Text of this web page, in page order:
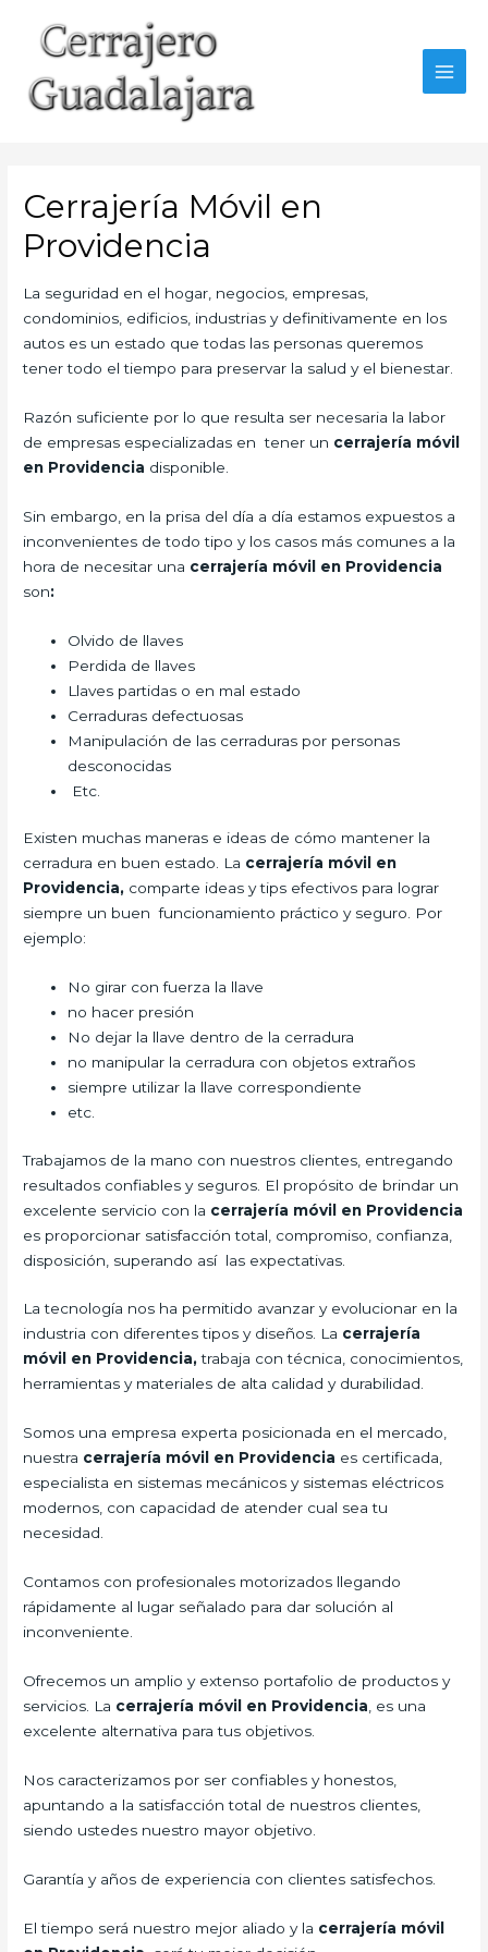
contenido
Cerrajería Móvil en
Providencia
La seguridad en el hogar, negocios, empresas,
condominios, edificios, industrias y definitivamente en los
autos es un estado que todas las personas queremos
tener todo el tiempo para preservar la salud y el bienestar.
Razón suficiente por lo que resulta ser necesaria la labor
de empresas especializadas en tener un cerrajería móvil
en Providencia disponible.
Sin embargo, en la prisa del día a día estamos expuestos a
inconvenientes de todo tipo y los casos más comunes a la
hora de necesitar una cerrajería móvil en Providencia
son:
Olvido de llaves
Perdida de llaves
Llaves partidas o en mal estado
Cerraduras defectuosas
Manipulación de las cerraduras por personas
desconocidas
Etc.
Existen muchas maneras e ideas de cómo mantener la
cerradura en buen estado. La cerrajería móvil en
Providencia, comparte ideas y tips efectivos para lograr
siempre un buen funcionamiento práctico y seguro. Por
ejemplo:
No girar con fuerza la llave
no hacer presión
No dejar la llave dentro de la cerradura
no manipular la cerradura con objetos extraños
siempre utilizar la llave correspondiente
etc.
Trabajamos de la mano con nuestros clientes, entregando
resultados confiables y seguros. El propósito de brindar un
excelente servicio con la cerrajería móvil en Providencia
es proporcionar satisfacción total, compromiso, confianza,
disposición, superando así las expectativas.
La tecnología nos ha permitido avanzar y evolucionar en la
industria con diferentes tipos y diseños. La cerrajería
móvil en Providencia,trabaja con técnica, conocimientos,
herramientas y materiales de alta calidad y durabilidad.
Somos una empresa experta posicionada en el mercado,
nuestra cerrajería móvil en Providencia es certificada,
especialista en sistemas mecánicos y sistemas eléctricos
modernos, con capacidad de atender cual sea tu
necesidad.
Contamos con profesionales motorizados llegando
rápidamente al lugar señalado para dar solución al
inconveniente.
Ofrecemos un amplio y extenso portafolio de productos y
servicios. La cerrajería móvil en Providencia , es una
excelente alternativa para tus objetivos.
Nos caracterizamos por ser confiables y honestos,
apuntando a la satisfacción total de nuestros clientes,
siendo ustedes nuestro mayor objetivo.
Garantía y años de experiencia con clientes satisfechos.
El tiempo será nuestro mejor aliado y la cerrajería móvil